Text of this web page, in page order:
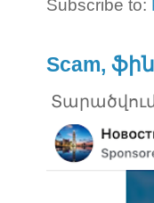
Subscribe to:
Scam,